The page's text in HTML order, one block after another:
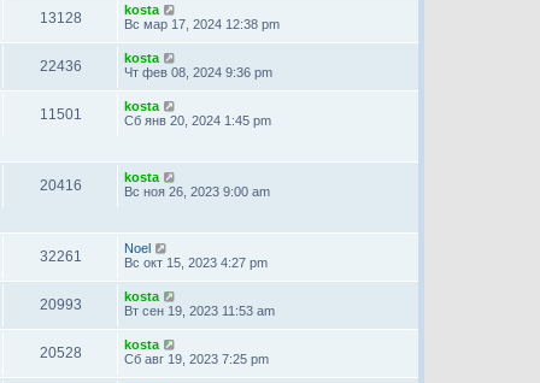
13128
kosta
Вс мар 17, 2024 12:38 pm
22436
kosta
Чт фев 08, 2024 9:36 pm
11501
kosta
Сб янв 20, 2024 1:45 pm
20416
kosta
Вс ноя 26, 2023 9:00 am
32261
Noel
Вс окт 15, 2023 4:27 pm
20993
kosta
Вт сен 19, 2023 11:53 am
20528
kosta
Сб авг 19, 2023 7:25 pm